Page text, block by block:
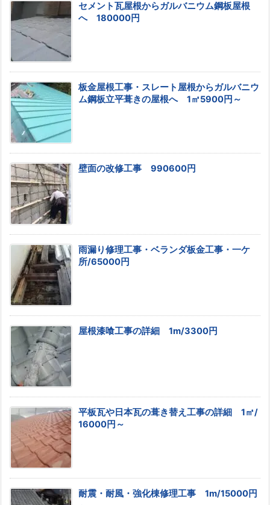
セメント瓦屋根からガルバニウム鋼板屋根
へ 180000円
板金屋根工事・スレート屋根からガルバニウ
ム鋼板立平葺きの屋根へ 1㎡5900円～
壁面の改修工事 990600円
雨漏り修理工事・ベランダ板金工事・一ケ
所/65000円
屋根漆喰工事の詳細 1m/3300円
平板瓦や日本瓦の葺き替え工事の詳細 1㎡/
16000円～
耐震・耐風・強化棟修理工事 1m/15000円